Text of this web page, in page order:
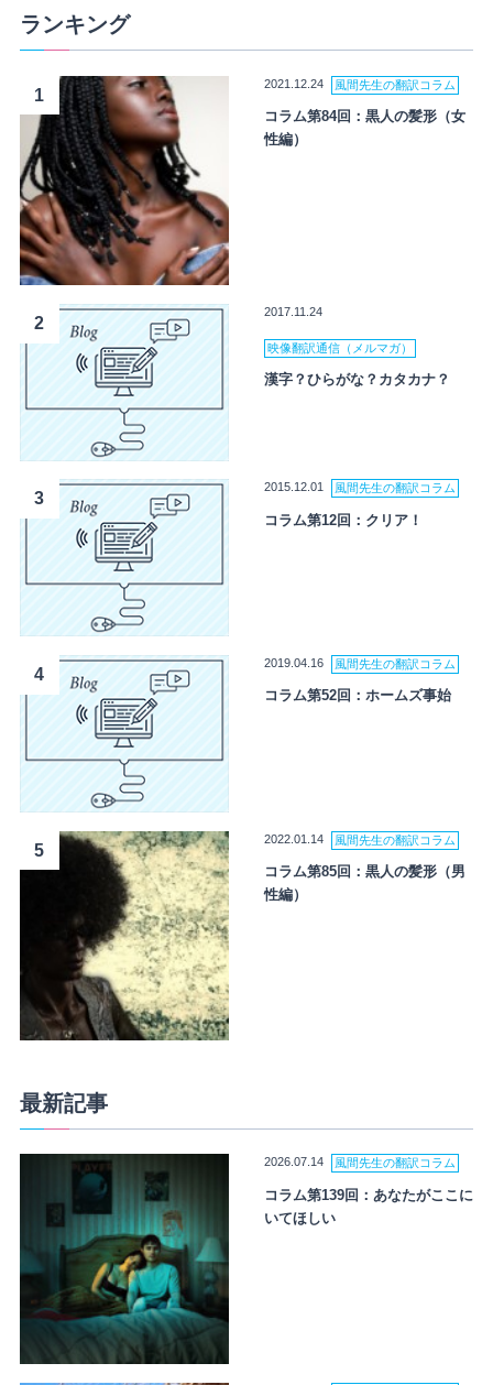
ランキング
1
2021.12.24 風間先生の翻訳コラム
コラム第84回：黒人の髪形（女
性編）
2
2017.11.24
映像翻訳通信（メルマガ）
漢字？ひらがな？カタカナ？
3
2015.12.01 風間先生の翻訳コラム
コラム第12回：クリア！
4
2019.04.16 風間先生の翻訳コラム
コラム第52回：ホームズ事始
5
2022.01.14 風間先生の翻訳コラム
コラム第85回：黒人の髪形（男
性編）
最新記事
2026.07.14 風間先生の翻訳コラム
コラム第139回：あなたがここに
いてほしい